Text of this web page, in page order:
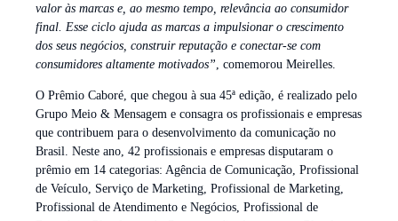
valor às marcas e, ao mesmo tempo, relevância ao consumidor
final. Esse ciclo ajuda as marcas a impulsionar o crescimento
dos seus negócios, construir reputação e conectar-se com
consumidores altamente motivados” , comemorou Meirelles.
O Prêmio Caboré, que chegou à sua 45ª edição, é realizado pelo
Grupo Meio & Mensagem e consagra os profissionais e empresas
que contribuem para o desenvolvimento da comunicação no
Brasil. Neste ano, 42 profissionais e empresas disputaram o
prêmio em 14 categorias: Agência de Comunicação, Profissional
de Veículo, Serviço de Marketing, Profissional de Marketing,
Profissional de Atendimento e Negócios, Profissional de